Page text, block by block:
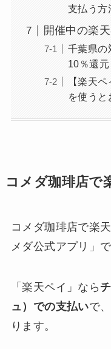
支払う方
開催中の楽
千葉県の
10％還元
【楽天
を使うと
コメダ珈琲店で
コメダ珈琲店で楽
メダ公式アプリ」
「楽天ペイ」なら
ュ）での支払いで
ります。